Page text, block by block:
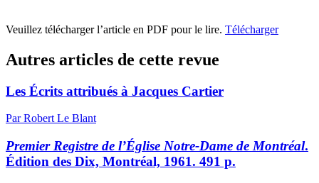
Veuillez télécharger l’article en PDF pour le lire. Télécharger
Autres articles de cette revue
Les Écrits attribués à Jacques Cartier
Par Robert Le Blant
Premier Registre de l’Église Notre-Dame de Montréal.
Édition des Dix, Montréal, 1961. 491 p.